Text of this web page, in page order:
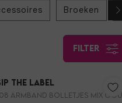
Broeken
filter
the Label
ARMBAND BOLLETJES MIX